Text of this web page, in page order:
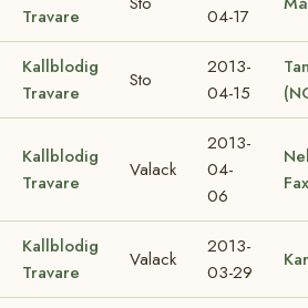
Travare
04-17
Kallblodig
Travare
Sto
2013-
04-15
Kallblodig
Travare
Valack
2013-
04-
06
Kallblodig
Travare
Valack
2013-
03-29